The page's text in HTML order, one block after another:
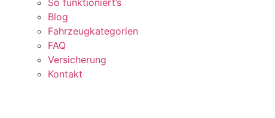
So funktioniert’s
Blog
Fahrzeugkategorien
FAQ
Versicherung
Kontakt